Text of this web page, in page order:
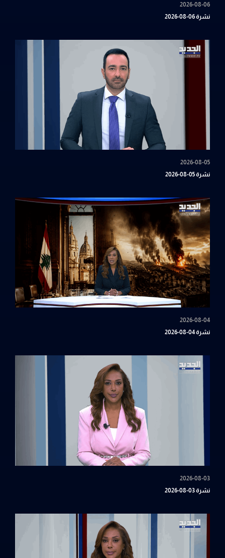
2026-08-06
نشرة 06-08-2026
2026-08-05
نشرة 05-08-2026
2026-08-04
نشرة 04-08-2026
2026-08-03
نشرة 03-08-2026